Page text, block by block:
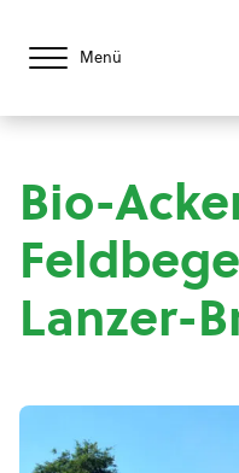
Menü
Bio-
Lanzer-